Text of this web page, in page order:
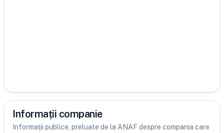
Informații companie
Informații publice, preluate de la ANAF despre compania care